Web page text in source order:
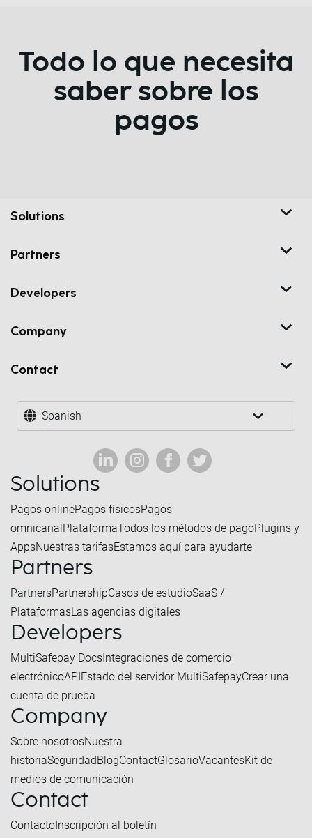
Todo lo que necesita
saber sobre los
pagos
Solutions
Partners
Developers
Company
Contact
Spanish
Solutions
Pagos onlinePagos físicosPagos
omnicanalPlataformaTodos los métodos de pagoPlugins y
AppsNuestras tarifasEstamos aquí para ayudarte
Partners
PartnersPartnershipCasos de estudioSaaS /
PlataformasLas agencias digitales
Developers
MultiSafepay DocsIntegraciones de comercio
electrónicoAPIEstado del servidor MultiSafepayCrear una
cuenta de prueba
Company
Sobre nosotrosNuestra
historiaSeguridadBlogContactGlosarioVacantesKit de
medios de comunicación
Contact
ContactoInscripción al boletín